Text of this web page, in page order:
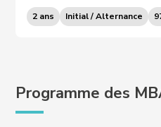
2 ans Initial / Alternance
Programme des